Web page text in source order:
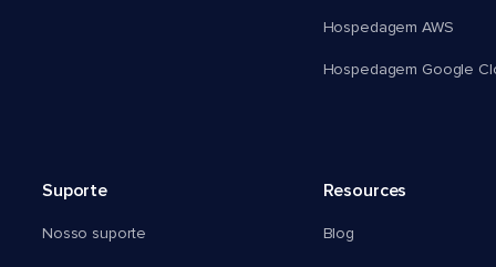
Hospedagem AWS
Hospedagem Google
Suporte
Nosso suporte
Resources
Blog